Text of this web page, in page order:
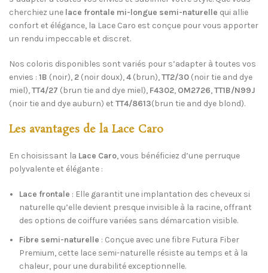
SKU:N/A
Category: Lace
Partager
cherchiez une lace frontale mi-longue semi-naturelle qui allie
confort et élégance, la Lace Caro est conçue pour vous apporter
un rendu impeccable et discret.
Nos coloris disponibles sont variés pour s’adapter à toutes vos
envies : 1B (noir), 2 (noir doux),4 (brun),TT2/30 (noir tie and dye
miel),TT4/27 (brun tie and dye miel), F4302, OM2726,TT1B/N99J
(noir tie and dye auburn) et TT4/8613(brun tie and dye blond).
Les avantages de la Lace Caro
En choisissant la Lace Caro, vous bénéficiez d’une perruque
polyvalente et élégante :
Lace frontale : Elle garantit une implantation des cheveux si
naturelle qu’elle devient presque invisible à la racine, offrant
des options de coiffure variées sans démarcation visible.
Fibre semi-naturelle : Conçue avec une fibre Futura Fiber
Premium, cette lace semi-naturelle résiste au temps et à la
chaleur, pour une durabilité exceptionnelle.